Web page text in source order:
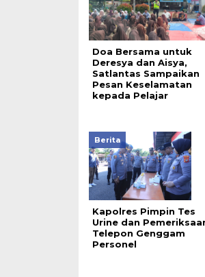
Doa Bersama untuk
Deresya dan Aisya,
Satlantas Sampaikan
Pesan Keselamatan
kepada Pelajar
Berita
Kapolres Pimpin Tes
Urine dan
Telepon Genggam
Personel